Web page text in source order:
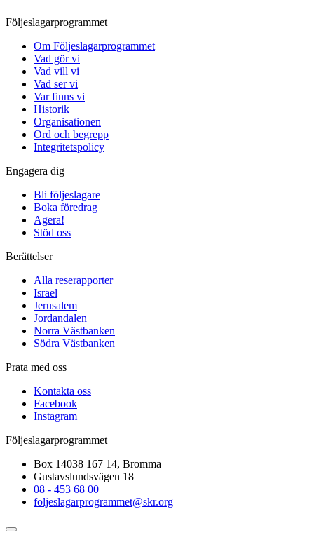
Följeslagarprogrammet
Om Följeslagarprogrammet
Vad gör vi
Vad vill vi
Vad ser vi
Var finns vi
Historik
Organisationen
Ord och begrepp
Integritetspolicy
Engagera dig
Bli följeslagare
Boka föredrag
Agera!
Stöd oss
Berättelser
Alla reserapporter
Israel
Jerusalem
Jordandalen
Norra Västbanken
Södra Västbanken
Prata med oss
Kontakta oss
Facebook
Instagram
Följeslagarprogrammet
Box 14038 167 14, Bromma
Gustavslundsvägen 18
08 - 453 68 00
foljeslagarprogrammet@skr.org